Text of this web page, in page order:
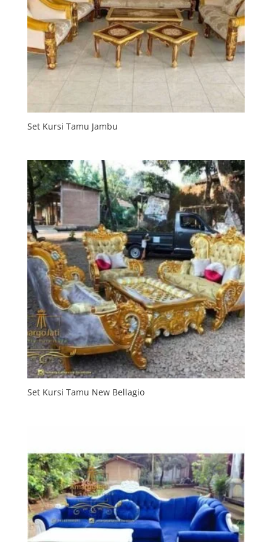
Set Kursi Tamu Jambu
Set Kursi Tamu New Bellagio